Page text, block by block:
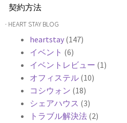
契約方法
韓国不動産情報
よくある質問
Heartee
· HEART STAY BLOG
heartstay (147)
イベント (6)
イベントレビュー (1)
オフィステル (10)
コシウォン (18)
シェアハウス (3)
トラブル解決法 (2)